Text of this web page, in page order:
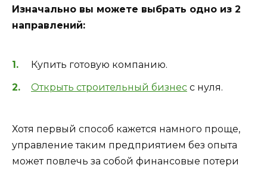
Изначально вы можете выбрать одно из 2
направлений:
Купить готовую компанию.
Открыть строительный бизнес с нуля.
Хотя первый способ кажется намного проще,
управление таким предприятием без опыта
может повлечь за собой финансовые потери